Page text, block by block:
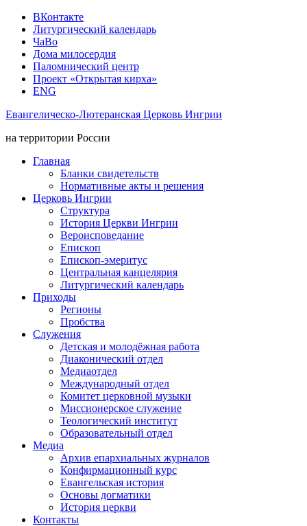
ВКонтакте
Литургический календарь
ЧаВо
Дома милосердия
Паломнический центр
Проект «Открытая кирха»
ENG
Евангелическо-Лютеранская Церковь Ингрии
на территории России
Главная
Бланки свидетельств
Нормативные акты и решения
Церковь Ингрии
Структура
История Церкви Ингрии
Вероисповедание
Епископ
Епископ-эмеритус
Центральная канцелярия
Литургический календарь
Приходы
Регионы
Пробства
Служения
Детская и молодёжная работа
Диаконический отдел
Медиаотдел
Международный отдел
Комитет церковной музыки
Миссионерское служение
Теологический институт
Образовательный отдел
Медиа
Архив епархиальных журналов
Конфирмационный курс
Евангельская история
Основы догматики
История церкви
Контакты